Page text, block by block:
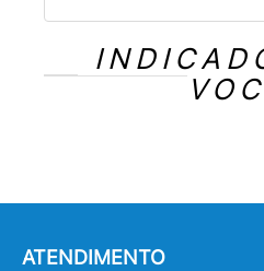
ATENDIMENTO